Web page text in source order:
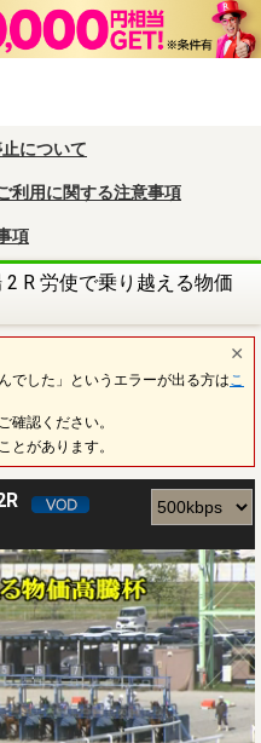
について
利用に関する注意事項
項
R 労使で乗り越える物価
でした」というエラーが出る方は こ
確認ください。
とがあります。